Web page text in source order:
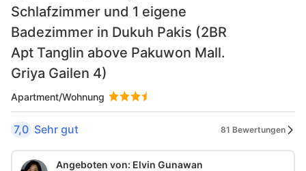
Schlafzimmer und 1 eigene
Badezimmer in Dukuh Pakis (2BR
Apt Tanglin above Pakuwon Mall.
Griya Gailen 4)
Apartment/Wohnung
7,0 Sehr gut 81 Bewertungen
Angeboten von: Elvin Gunawan